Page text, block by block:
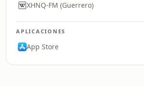
XHNQ-FM (Guerrero)
APLICACIONES
App Store